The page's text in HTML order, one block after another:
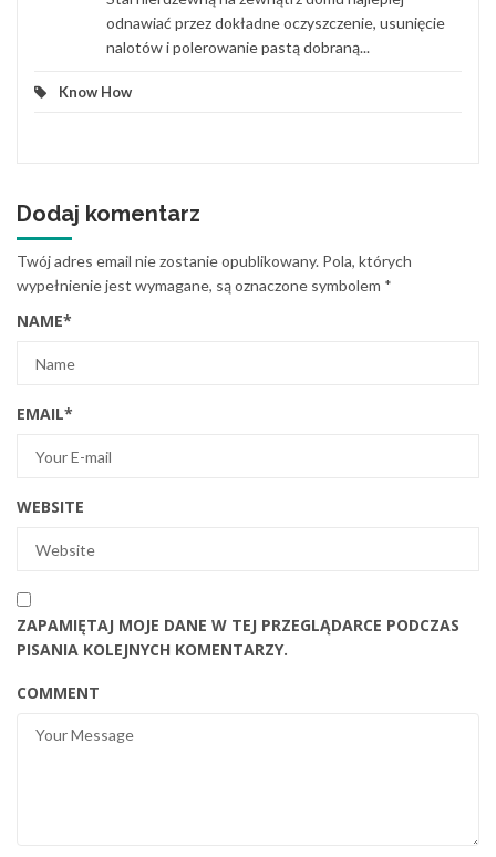
odnawiać przez dokładne oczyszczenie, usunięcie
nalotów i polerowanie pastą dobraną...
Know How
Dodaj komentarz
Twój adres email nie zostanie opublikowany. Pola, których
wypełnienie jest wymagane, są oznaczone symbolem *
NAME*
EMAIL*
WEBSITE
ZAPAMIĘTAJ MOJE DANE W TEJ PRZEGLĄDARCE PODCZAS
PISANIA KOLEJNYCH KOMENTARZY.
COMMENT